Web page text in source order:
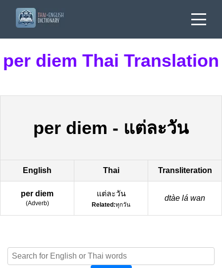
per diem Thai Translation
per diem - แต่ละวัน
English Thai Transliteration
per diem
(Adverb)
แต่ละวัน
Related:ทุกวัน
dtàe lá wan